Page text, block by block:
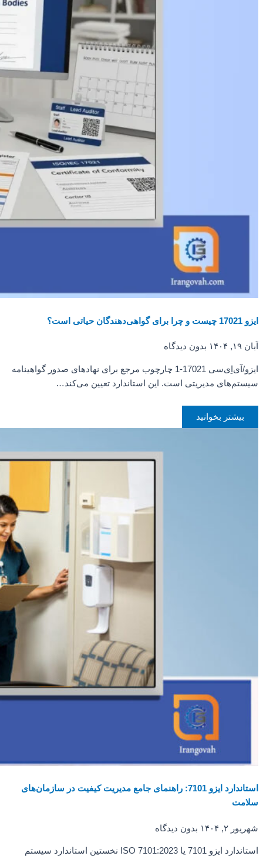
ایزو 17021 چیست و چرا برای گواهی‌دهندگان حیاتی است؟
آبان ۱۹, ۱۴۰۴ بدون دیدگاه
ایزو/آی‌اِی‌سی 17021-1 چارچوب مرجع برای نهادهای صدور گواهینامه
سیستم‌های مدیریتی است. این استاندارد تعیین می‌کند…
بیشتر بخوانید
استاندارد ایزو 7101: راهنمای جامع مدیریت کیفیت در سازمان‌های
سلامت
شهریور ۲, ۱۴۰۴ بدون دیدگاه
استاندارد ایزو 7101 یا ISO 7101:2023 نخستین استاندارد سیستم